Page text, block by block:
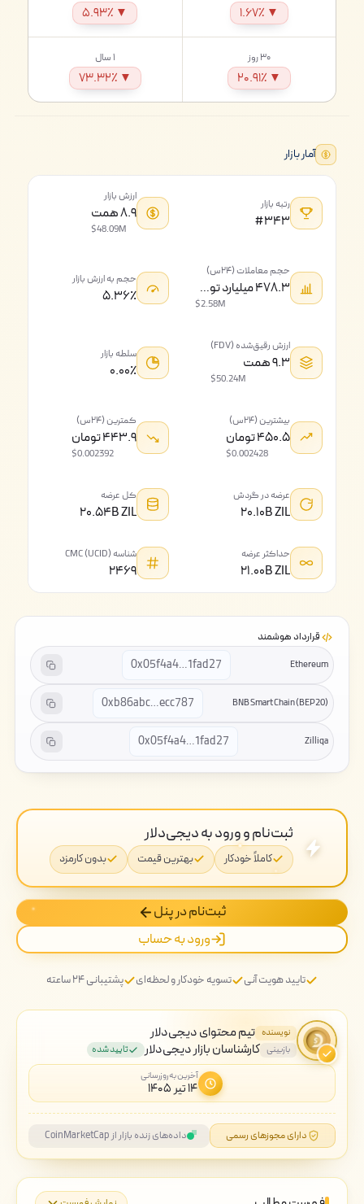
▼ ۱.۶۷٪ ▼ ۵.۹۳٪
۳۰ روز
▼ ۲۰.۹۱٪
۱ سال
▼ ۷۳.۳۲٪
آمار بازار
رتبه بازار
#۳۴۳
ارزش بازار
۸.۹ همت
$48.09M
حجم معاملات (۲۴س)
۴۷۸.۳ میلیارد تومان
$2.58M
حجم به ارزش بازار
۵.۳۶٪
ارزش رقیق‌شده (FDV)
۹.۳ همت
$50.24M
سلطه بازار
۰.۰۰٪
بیشترین (۲۴س)
۴۵۰.۵ تومان
$0.002428
کمترین (۲۴س)
۴۴۳.۹ تومان
$0.002392
عرضه در گردش
۲۰.۱۰B ZIL
کل عرضه
۲۰.۵۴B ZIL
حداکثر عرضه
۲۱.۰۰B ZIL
شناسه CMC (UCID)
۲۴۶۹
قرارداد هوشمند
Ethereum
0x05f4a4…1fad27
BNB Smart Chain (BEP20)
0xb86abc…ecc787
Zilliqa
0x05f4a4…1fad27
ثبت‌نام و ورود به دیجی‌دلار
کاملاً خودکار بهترین قیمت بدون کارمزد
ثبت‌نام در پنل
ورود به حساب
تایید هویت آنی تسویه خودکار و لحظه‌ای پشتیبانی ۲۴ ساعته
نویسنده تیم محتوای دیجی‌دلار
بازبینی کارشناسان بازار دیجی‌دلار تایید شده
آخرین به‌روزرسانی
۱۴ تیر ۱۴۰۵
دارای مجوزهای رسمی داده‌های زنده بازار از CoinMarketCap